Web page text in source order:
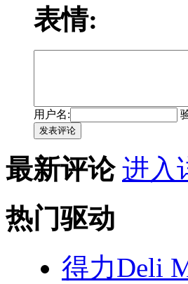
表情:
用户名:
发表评论
最新评论 进入
热门驱动
得力Deli